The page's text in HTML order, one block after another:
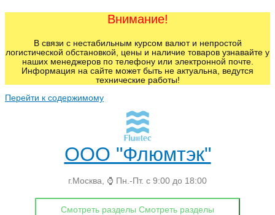
Внимание!
В связи с нестабильным курсом валют и непростой
логистической обстановкой, цены и наличие товаров узнавайте у
наших менеджеров по телефону или электронной почте.
Информация на сайте может быть не актуальна, ведутся
технические работы!
Перейти к содержимому
ООО "Флюмтэк"
г.Москва, ⌚ Пн.-Пт. с 9:00 до 18:00
Смотреть разделы Смотреть разделы